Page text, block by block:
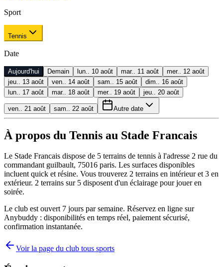
Sport
Tennis
Date
Aujourd'hui Demain lun.. 10 août mar.. 11 août
mer.. 12 août
jeu.. 13 août
ven.. 14 août sam.. 15 août
dim.. 16 août
lun.. 17 août
mar.. 18 août mer.. 19 août jeu.. 20 août
ven.. 21 août sam.. 22 août Autre date
À propos du Tennis au Stade Francais
Le Stade Francais dispose de 5 terrains de tennis à l'adresse 2 rue du
commandant guilbault, 75016 paris. Les surfaces disponibles
incluent quick et résine. Vous trouverez 2 terrains en intérieur et 3 en
extérieur. 2 terrains sur 5 disposent d'un éclairage pour jouer en
soirée.
Le club est ouvert 7 jours par semaine. Réservez en ligne sur
Anybuddy : disponibilités en temps réel, paiement sécurisé,
confirmation instantanée.
Voir la page du club tous sports